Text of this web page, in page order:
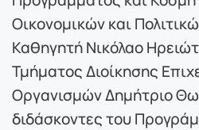
Οικονομικών και
Καθηγητή Νικόλαο
Τμήματος Διοίκησης
Οργανισμών Δημήτριο
διδάσκοντες του